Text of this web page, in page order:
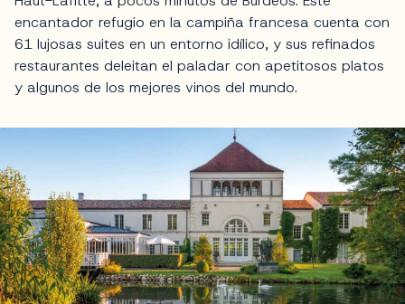
encantador refugio en la campiña francesa cuenta con
61 lujosas suites en un entorno idílico, y sus refinados
restaurantes deleitan el paladar con apetitosos platos
y algunos de los mejores vinos del mundo.